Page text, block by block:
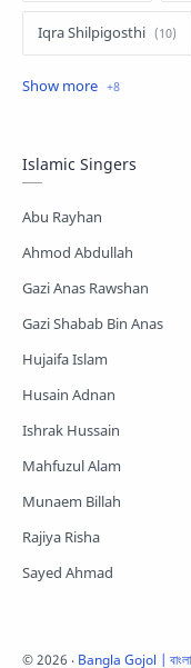
Iqra Shilpigosthi
Islamic Story
Shopnoshiri
Islamic Singers
Abu Rayhan
Ahmod Abdullah
Gazi Anas Rawshan
Gazi Shabab Bin Anas
Hujaifa Islam
Husain Adnan
Ishrak Hussain
Mahfuzul Alam
Munaem Billah
Rajiya Risha
Sayed Ahmad
©2026 ‧ Bangla Gojol |